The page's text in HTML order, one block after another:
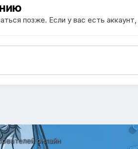
позже. Если у вас есть аккаунт,
онлайн